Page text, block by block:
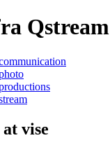
Qstream
vise